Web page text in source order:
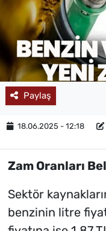
Paylaş
18.06.2025 - 12:18
Zam Oranları
Sektör
benzinin litre